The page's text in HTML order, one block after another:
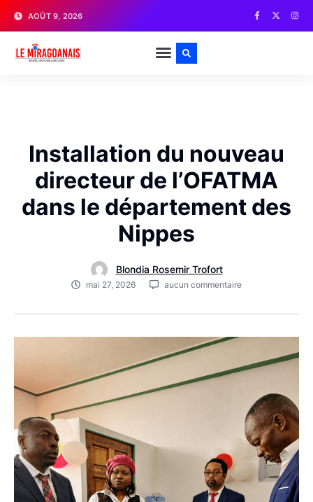
AOÛT 9, 2026
Installation du nouveau
directeur de l’OFATMA
dans le département des
Nippes
Blondia Rosemir Trofort
mai 27, 2026 aucun commentaire